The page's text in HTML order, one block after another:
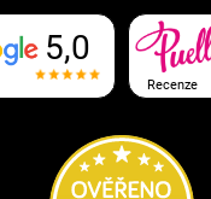
5,0
Recenze